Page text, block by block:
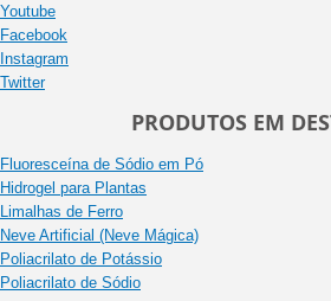
Youtube
Facebook
Instagram
Twitter
PRODUTOS EM
Fluoresceína de Sódio em Pó
Hidrogel para Plantas
Limalhas de Ferro
Neve Artificial (Neve Mágica)
Poliacrilato de Potássio
Poliacrilato de Sódio